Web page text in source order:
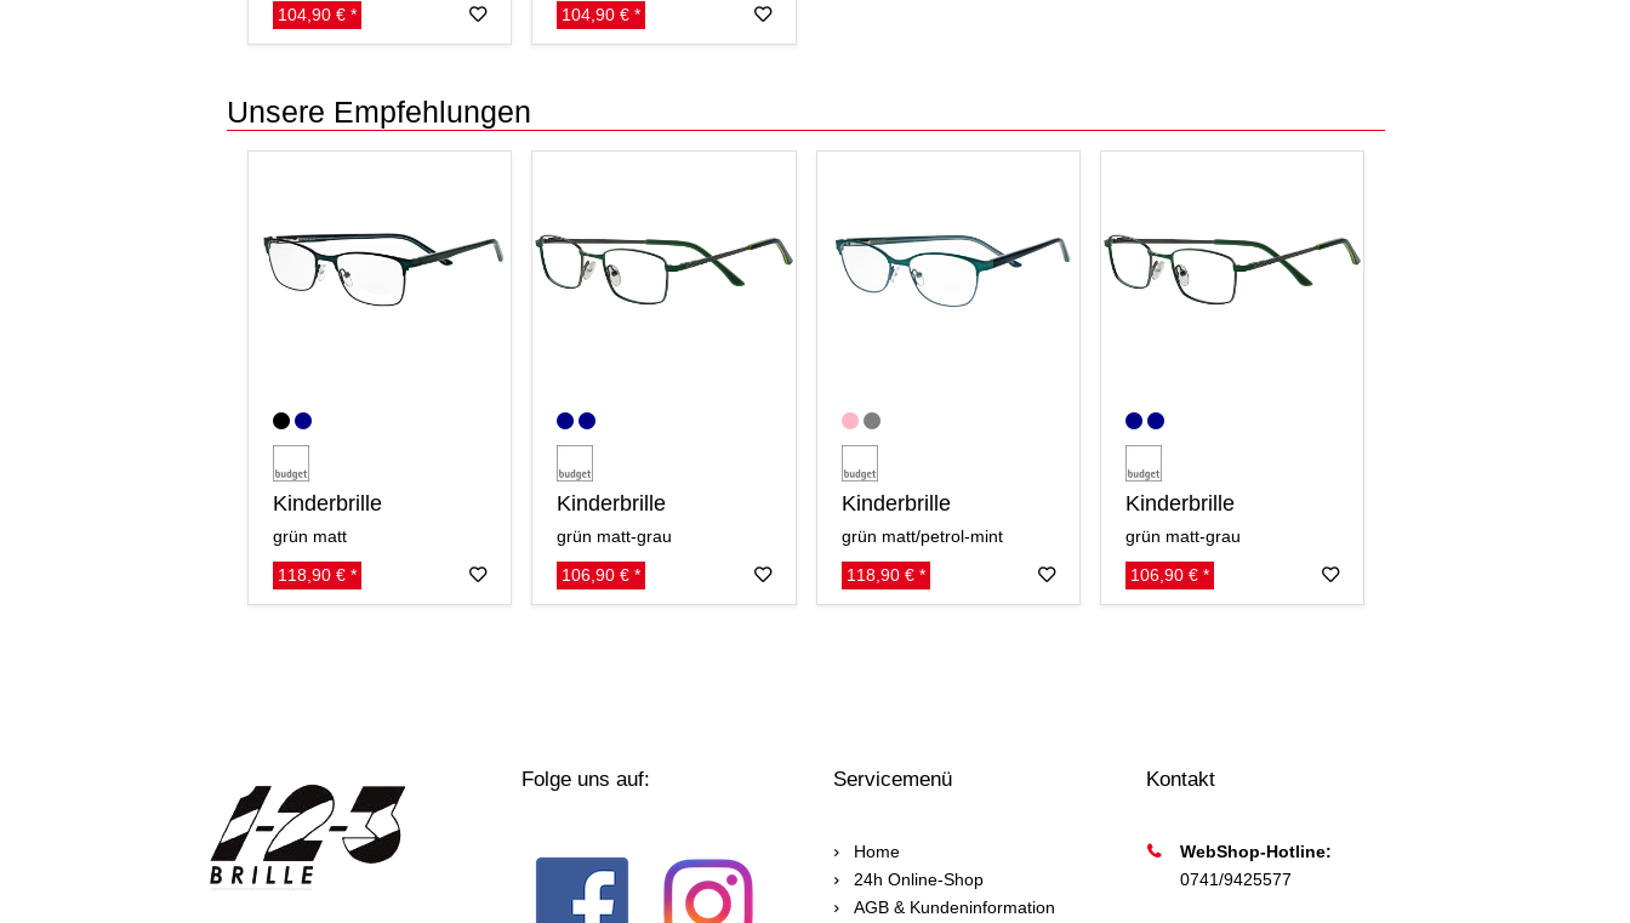
104,90 € *
104,90 € *
Unsere Empfehlungen
Kinderbrille
grün matt
118,90 € *
Kinderbrille
grün matt-grau
106,90 € *
Kinderbrille
grün matt/petrol-mint
118,90 € *
Kinderbrille
grün matt-grau
106,90 € *
Folge uns auf: Servicemenü
Home
24h Online-Shop
AGB & Kundeninformation
Kontakt
WebShop-Hotline:
0741/9425577